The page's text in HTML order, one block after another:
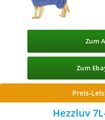
Zum
Zum
Preis-
Hezzluv